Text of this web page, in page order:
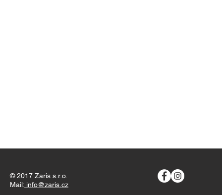
© 2017 Zaris s.r.o.
Mail: info@zaris.cz